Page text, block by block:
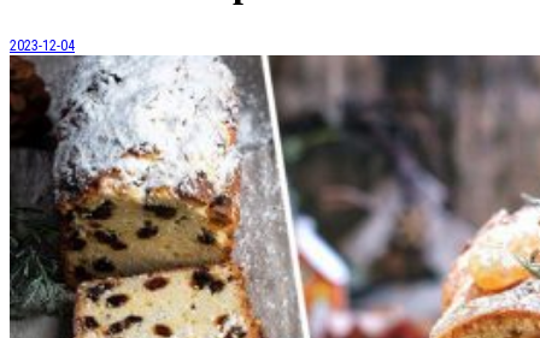
2023-12-04